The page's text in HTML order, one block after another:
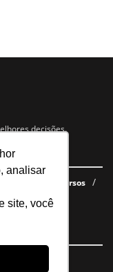
analisar
site, você
decisões.
gratuitos
Cursos